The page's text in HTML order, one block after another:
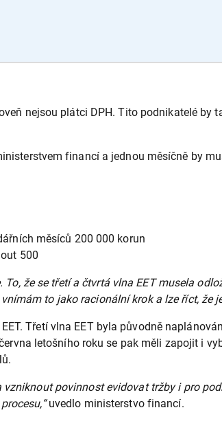
nejsou plátci DPH. Tito podnikatelé by
financí a jednou měsíčně by
měsíců 200 000 korun
500
To, že se třetí a čtvrtá vlna EET musela
to jako racionální krok a lze říct, že
Třetí vlna EET byla původně
letošního roku se pak měli zapojit i
povinnost evidovat tržby i pro
uvedlo ministerstvo financí.